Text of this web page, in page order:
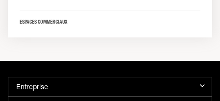
ESPACES COMMERCIAUX
Entreprise